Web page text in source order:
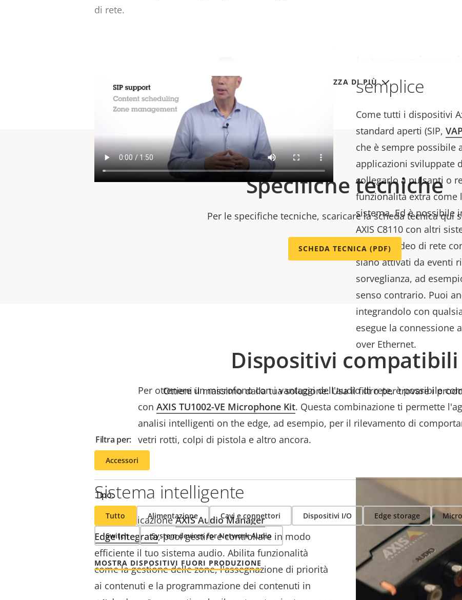
VISUALIZZA DI PIÙ
di rete.
semplice
Come tutti i dispositivi
standard aperti (SIP,
che è sempre possibile
applicazioni sviluppate
collegarlo a pulsanti o
funzionalità extra come
sistema. Ed è possibile
AXIS C8110 con altri
sistema video di rete
siano attivati da eventi
sorveglianza, ad
senso contrario. Puoi
integrandolo con
esegue la connessione
over Ethernet.
Per ottenere un microfono con i vantaggi dell'audio di rete, è possibile
con AXIS TU1002-VE Microphone Kit. Questa combinazione ti permette
analisi intelligenti on the edge, ad esempio, per il rilevamento di
vetri rotti, colpi di pistola e altro ancora.
Sistema intelligente
Con l'applicazioneAXIS Audio Manager
Edge integrata, puoi gestire e controllare in modo
efficiente il tuo sistema audio. Abilita funzionalità
come la gestione delle zone, l'assegnazione di priorità
ai contenuti e la programmazione dei contenuti in
Specifiche tecniche
Per le specifiche tecniche, scaricare la scheda tecnica qui
SCHEDA TECNICA (PDF)
Dispositivi compatibili
Ottieni il massimo dalla tua soluzione. Usa il filtro per trovare i
Filtra per:
Accessori
Tipo:
Tutto Alimentazione Cavi e connettori Dispositivi I/O Edge storage
Switch System devices for Network Audio
MOSTRA DISPOSITIVI FUORI PRODUZIONE